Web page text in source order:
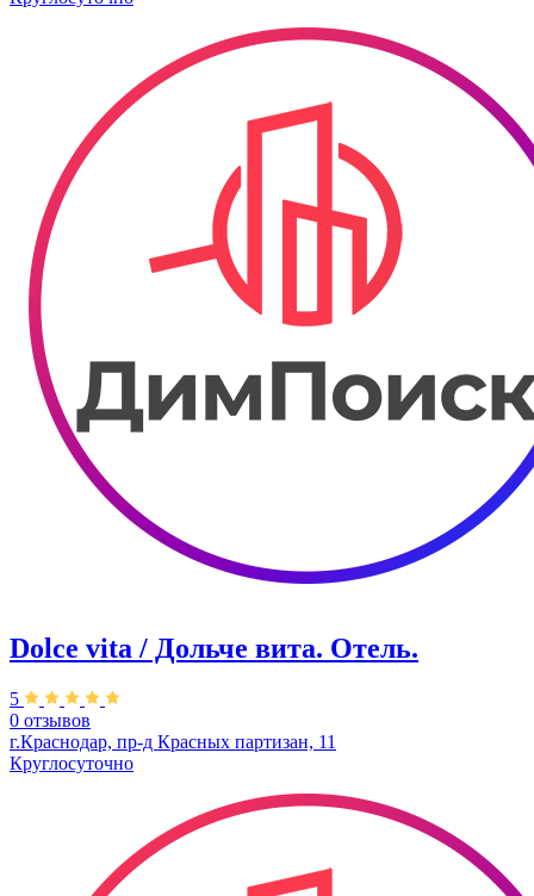
Dolce vita / Дольче вита. ​Отель.
5
0 отзывов
г.Краснодар, пр-д ​Красных партизан, 11
Круглосуточно